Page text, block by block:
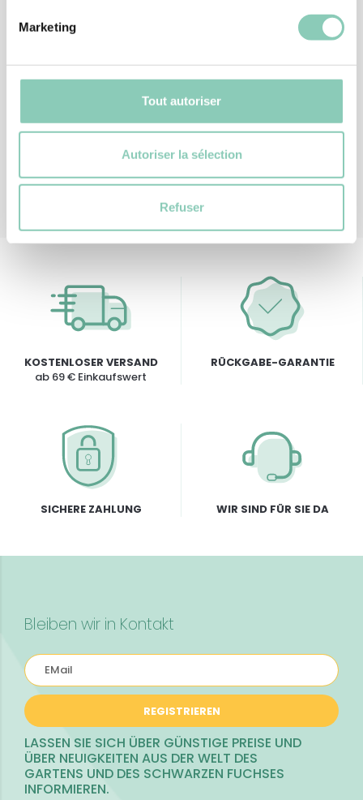
Marketing
Tout autoriser
Autoriser la sélection
Refuser
CLOG EVASION
1 2
KOSTENLOSER VERSAND
ab 69 € Einkaufswert
RÜCKGABE-GARANTIE
SICHERE ZAHLUNG WIR SIND FÜR SIE DA
Bleiben wir in Kontakt
REGISTRIEREN
LASSEN SIE SICH ÜBER GÜNSTIGE PREISE UND
ÜBER NEUIGKEITEN AUS DER WELT DES
GARTENS UND DES SCHWARZEN FUCHSES
INFORMIEREN.